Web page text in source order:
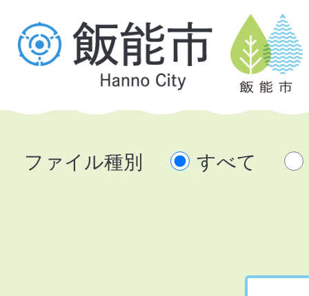
ファイル種別 すべて